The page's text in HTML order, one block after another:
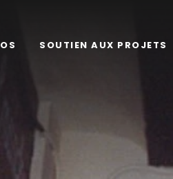
SOUTIEN AUX PROJETS